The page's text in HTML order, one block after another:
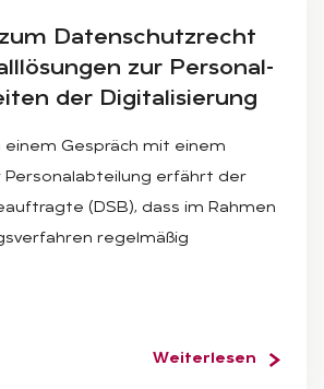
Da­ten­schutz­recht
zur Per­so­nal­
der Di­gi­ta­li­sie­rung
einem Gespräch mit einem
Personalabteilung erfährt der
(DSB), dass im Rahmen
regelmäßig
Weiterlesen